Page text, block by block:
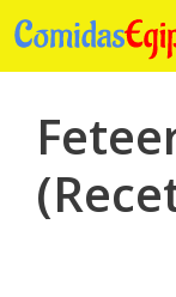
Saltar
al
contenido